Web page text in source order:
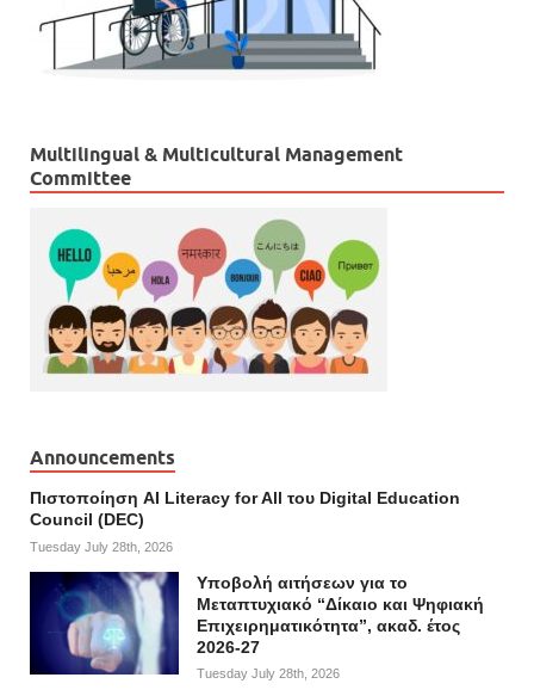
Multilingual & Multicultural Management
Committee
Announcements
Πιστοποίηση AI Literacy for All του Digital Education
Council (DEC)
Tuesday July 28th, 2026
Υποβολή αιτήσεων για το
Μεταπτυχιακό “Δίκαιο και Ψηφιακή
Επιχειρηματικότητα”, ακαδ. έτος
2026-27
Tuesday July 28th, 2026